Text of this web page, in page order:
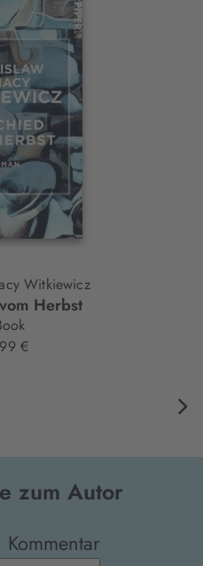
Witkiewicz
Herbst
€
zum Autor